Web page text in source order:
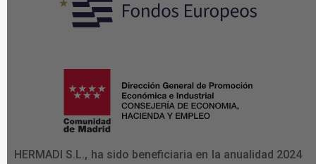
HERMADI S.L., ha sido beneficiaria en la anualidad 2024